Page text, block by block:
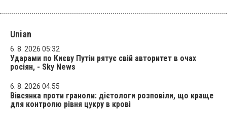
Unian
6. 8. 2026 05:32
Ударами по Києву Путін рятує свій авторитет в очах
росіян, - Sky News
6. 8. 2026 04:55
Вівсянка проти граноли: дієтологи розповіли, що краще
для контролю рівня цукру в крові